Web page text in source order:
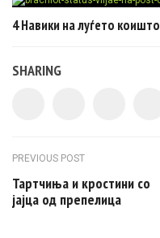
4 Навики на луѓето
SHARING
Post
PREVIOUS POST
Тартчиња и кростини со
јајца од препелица